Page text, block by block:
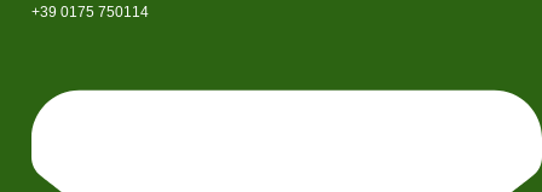
+39 0175 750114